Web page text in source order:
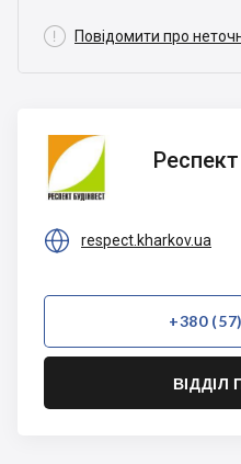
 Повідомити про
Респект
БудІнвест
 respect.kharkov.ua
+380